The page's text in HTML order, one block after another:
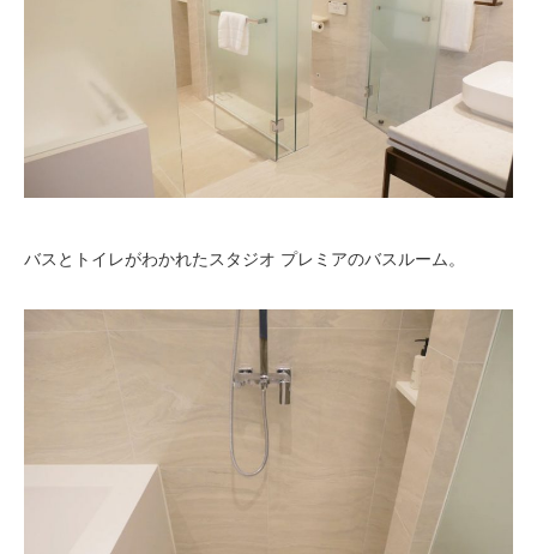
バスとトイレがわかれたスタジオ プレミアのバスルーム。